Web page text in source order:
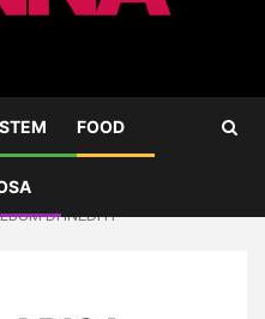
FOOD
DI INEDITI